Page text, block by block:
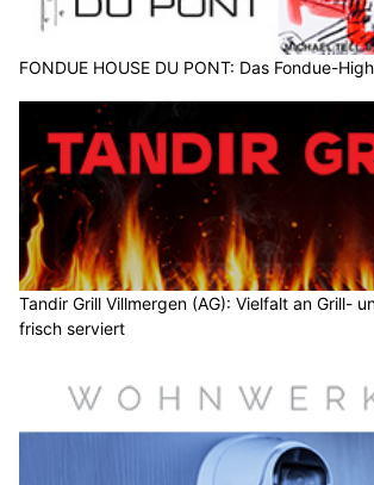
FONDUE HOUSE DU PONT: Das Fondue-
Tandir Grill Villmergen (AG): Vielfalt an Grill-
frisch serviert